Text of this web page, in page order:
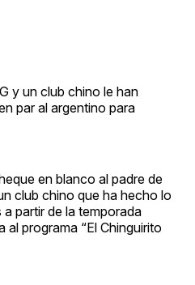
y un club chino le han
par al argentino para
en blanco al padre de
club chino que ha hecho lo
partir de la temporada
al programa “El Chinguirito